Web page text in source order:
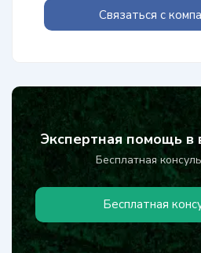
Связаться с
Экспертная помощь в
Бесплатная
Бесплатная